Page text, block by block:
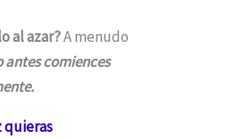
al azar?A menudo
antes comiences
quieras